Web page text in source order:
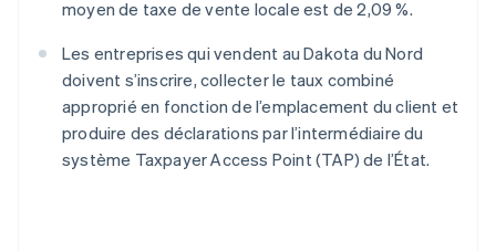
moyen de taxe de vente locale est de 2,09 %.
Les entreprises qui vendent au Dakota du Nord
doivent s’inscrire, collecter le taux combiné
approprié en fonction de l’emplacement du client et
produire des déclarations par l’intermédiaire du
système Taxpayer Access Point (TAP) de l’État.